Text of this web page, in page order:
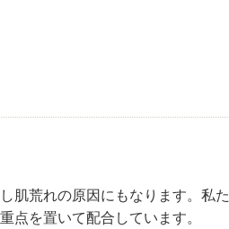
肌荒れの原因にもなります。私た
点を置いて配合しています。